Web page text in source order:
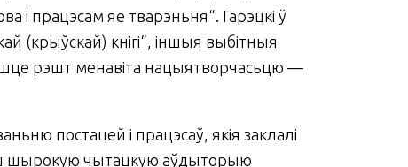
і працэсам яе тварэньня“. Гарэцкі ў
(крыўскай) кнігі“, іншыя выбітныя
рэшт менавіта нацыятворчасьцю —
постацей і працэсаў, якія заклалі
шырокую чытацкую аўдыторыю